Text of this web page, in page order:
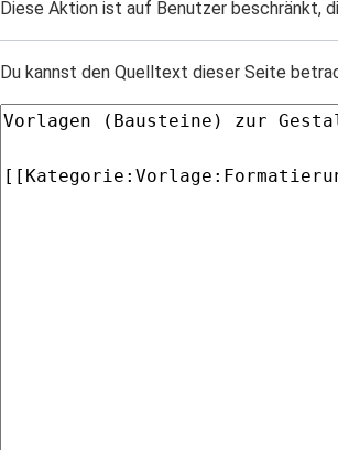
Diese Aktion ist auf Benutzer beschränkt,
Du kannst den Quelltext dieser Seite